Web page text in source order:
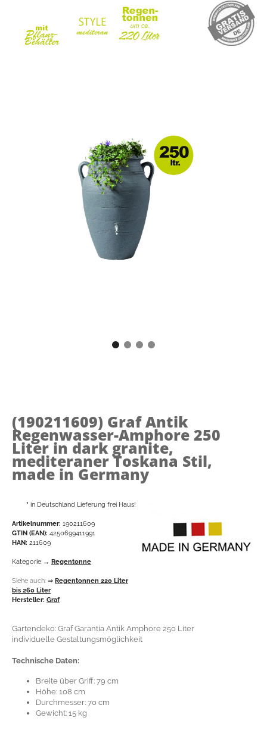
(190211609) Graf Antik
Regenwasser-Amphore 250
Liter in dark granite,
mediteraner Toskana Stil,
made in Germany
* in Deutschland Lieferung frei Haus!
Artikelnummer: 190211609
GTIN (EAN): 4250699411991
HAN: 211609
Kategorie → Regentonne
Siehe auch: ⇒ Regentonnen 220 Liter
bis 260 Liter
Hersteller: Graf
Gartendeko: Graf Garantia Antik Amphore 250 Liter
individuelle Gestaltungsmöglichkeit
Technische Daten:
Breite über Griff: 79 cm
Höhe: 108 cm
Durchmesser: 70 cm
Gewicht: 15 kg